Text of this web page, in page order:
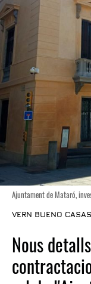
Ajuntament de Mataró,
VERN BUENO CASAS
Nous